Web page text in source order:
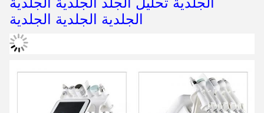
الجلدية الجلدية الجلدية